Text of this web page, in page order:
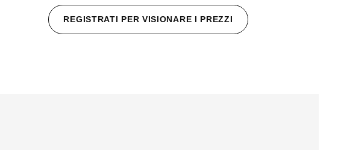
REGISTRATI PER VISIONARE I PREZZI